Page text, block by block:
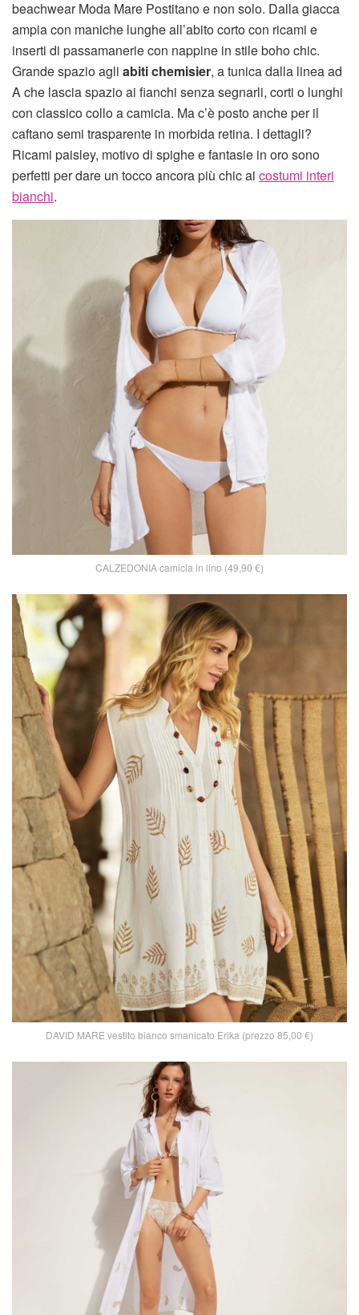
beachwear Moda Mare Postitano e non solo. Dalla giacca
ampia con maniche lunghe all’abito corto con ricami e
inserti di passamanerie con nappine in stile boho chic.
Grande spazio agli abiti chemisier, a tunica dalla linea ad
A che lascia spazio ai fianchi senza segnarli, corti o lunghi
con classico collo a camicia. Ma c’è posto anche per il
caftano semi trasparente in morbida retina. I dettagli?
Ricami paisley, motivo di spighe e fantasie in oro sono
perfetti per dare un tocco ancora più chic ai costumi interi
bianchi.
CALZEDONIA camicia in lino (49,90 €)
DAVID MARE vestito bianco smanicato Erika (prezzo 85,00 €)